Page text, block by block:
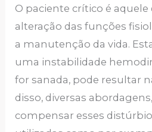
O paciente crítico é aquele
alteração das funções
a manutenção da vida.
uma instabilidade
for sanada, pode resultar
disso, diversas
compensar esses